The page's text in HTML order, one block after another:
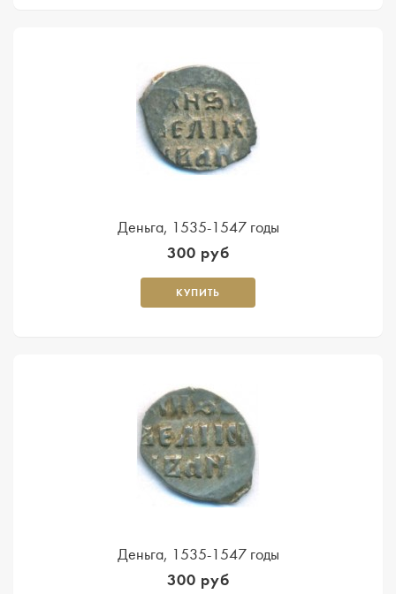
Деньга, 1535-1547 годы
300 руб
КУПИТЬ
Деньга, 1535-1547 годы
300 руб